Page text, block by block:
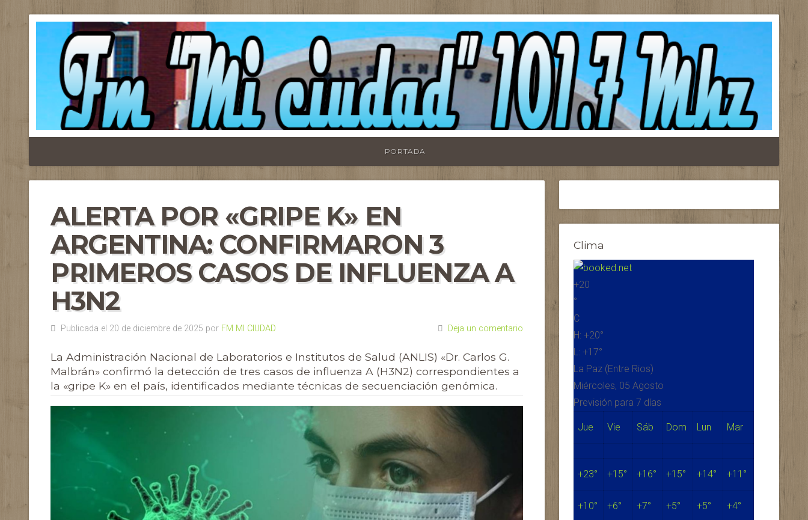
PORTADA
ALERTA POR «GRIPE K» EN
ARGENTINA: CONFIRMARON 3
PRIMEROS CASOS DE INFLUENZA A
H3N2
Publicada el 20 de diciembre de 2025 por FM MI CIUDAD Deja un comentario
La Administración Nacional de Laboratorios e Institutos de Salud (ANLIS) «Dr. Carlos G.
Malbrán» confirmó la detección de tres casos de influenza A (H3N2) correspondientes a
la «gripe K» en el país, identificados mediante técnicas de secuenciación genómica.
Clima
+20
°
C
H: +20°
L: +17°
La Paz (Entre Rios)
Miércoles, 05 Agosto
Previsión para 7 días
Jue Vie Sáb Dom Lun Mar
+23° +15° +16° +15° +14° +11°
+10° +6° +7° +5° +5° +4°